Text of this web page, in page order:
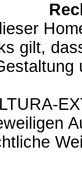
gilt,